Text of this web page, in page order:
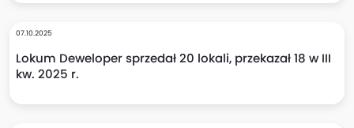
07.10.2025
Lokum Deweloper sprzedał 20 lokali, przekazał 18 w III
kw. 2025 r.